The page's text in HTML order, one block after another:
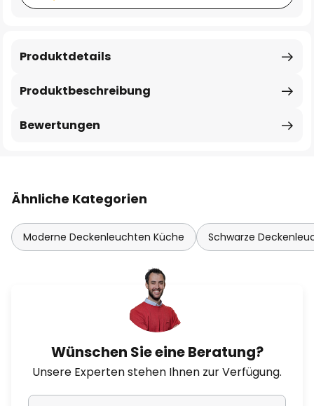
Produktbeschreibung
Produktdetails
Bewertungen
Ähnliche Kategorien
Moderne Deckenleuchten Küche Schwarze
Wünschen Sie eine Beratung?
Unsere Experten stehen Ihnen zur Verfügung.